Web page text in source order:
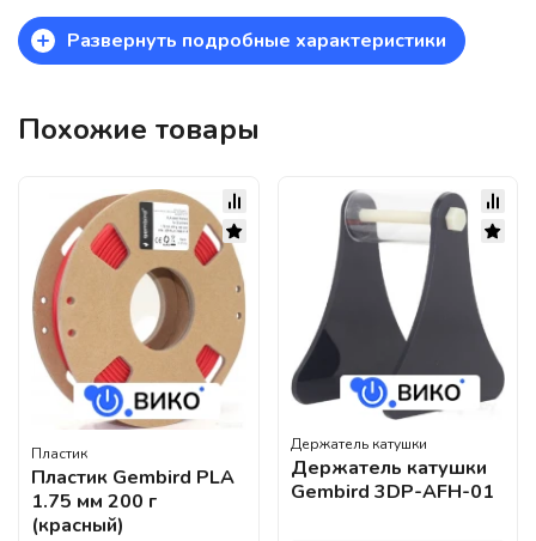
+ Развернуть подробные характеристики
Похожие товары
Пластик
Пластик Gembird PLA
1.75 мм 200 г
(красный)
Держатель катушки
Держатель катушки
Gembird 3DP-AFH-01